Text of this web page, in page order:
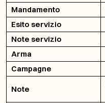
Mandamento
Esito servizio
Note servizio
Arma
Campagne
Note